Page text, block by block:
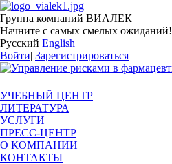
Группа компаний ВИАЛЕК
Начните с самых смелых ожиданий!
Русский English
Войти| Зарегистрироваться
УЧЕБНЫЙ ЦЕНТР
ЛИТЕРАТУРА
УСЛУГИ
ПРЕСС-ЦЕНТР
О КОМПАНИИ
КОНТАКТЫ